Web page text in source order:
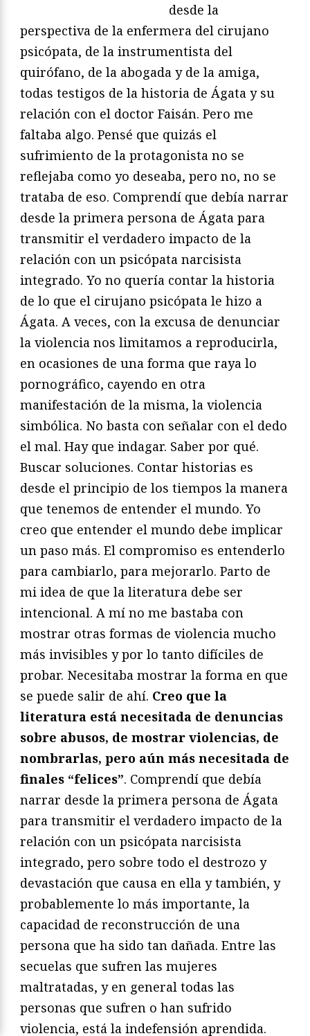
desde la
perspectiva de la enfermera del cirujano
psicópata, de la instrumentista del
quirófano, de la abogada y de la amiga,
todas testigos de la historia de Ágata y su
relación con el doctor Faisán. Pero me
faltaba algo. Pensé que quizás el
sufrimiento de la protagonista no se
reflejaba como yo deseaba, pero no, no se
trataba de eso. Comprendí que debía narrar
desde la primera persona de Ágata para
transmitir el verdadero impacto de la
relación con un psicópata narcisista
integrado. Yo no quería contar la historia
de lo que el cirujano psicópata le hizo a
Ágata. A veces, con la excusa de denunciar
la violencia nos limitamos a reproducirla,
en ocasiones de una forma que raya lo
pornográfico, cayendo en otra
manifestación de la misma, la violencia
simbólica. No basta con señalar con el dedo
el mal. Hay que indagar. Saber por qué.
Buscar soluciones. Contar historias es
desde el principio de los tiempos la manera
que tenemos de entender el mundo. Yo
creo que entender el mundo debe implicar
un paso más. El compromiso es entenderlo
para cambiarlo, para mejorarlo. Parto de
mi idea de que la literatura debe ser
intencional. A mí no me bastaba con
mostrar otras formas de violencia mucho
más invisibles y por lo tanto difíciles de
probar. Necesitaba mostrar la forma en que
se puede salir de ahí. Creo que la
literatura está necesitada de denuncias
sobre abusos, de mostrar violencias, de
nombrarlas, pero aún más necesitada de
finales “felices”. Comprendí que debía
narrar desde la primera persona de Ágata
para transmitir el verdadero impacto de la
relación con un psicópata narcisista
integrado, pero sobre todo el destrozo y
devastación que causa en ella y también, y
probablemente lo más importante, la
capacidad de reconstrucción de una
persona que ha sido tan dañada. Entre las
secuelas que sufren las mujeres
maltratadas, y en general todas las
personas que sufren o han sufrido
violencia, está la indefensión aprendida.